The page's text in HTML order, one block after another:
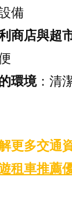
備
商店與超
環境：清
更多交通
租車推薦